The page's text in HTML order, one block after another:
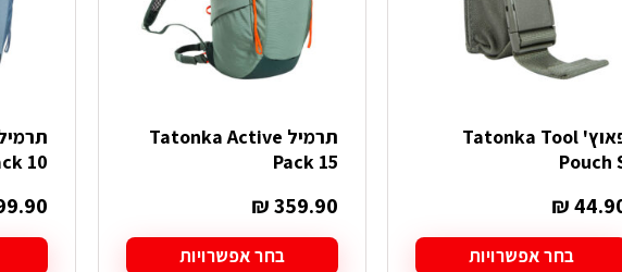
האפשרויות
בעמוד
המוצר
בעמוד
פאוץ' Tatonka Tool
Pouch
₪
בחר אפשרויות
תרמיל Tatonka Active
Pack 15
₪359.90
בחר אפשרויות
10